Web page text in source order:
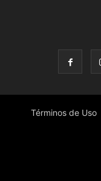
Términos de Uso